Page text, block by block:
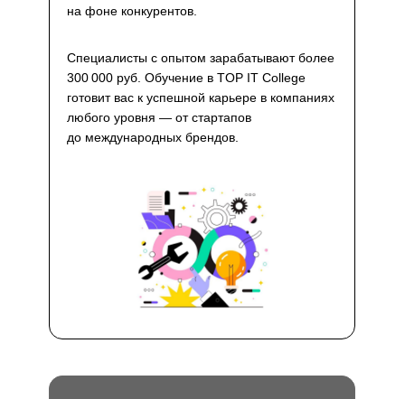
на фоне конкурентов.
Специалисты с опытом зарабатывают более
300 000 руб. Обучение в TOP IT College
готовит вас к успешной карьере в компаниях
любого уровня — от стартапов
до международных брендов.